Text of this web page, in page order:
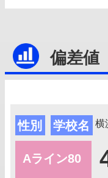
偏差値
性別 学校名 横
Aライン80